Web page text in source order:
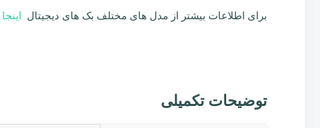
برای اطلاعات بیشتر از مدل های مختلف بک های دیجیتال اینجا
توضیحات تکمیلی